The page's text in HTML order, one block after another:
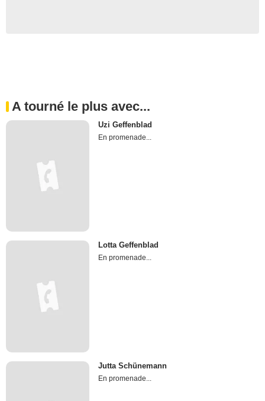
A tourné le plus avec...
Uzi Geffenblad
En promenade...
Lotta Geffenblad
En promenade...
Jutta Schünemann
En promenade...